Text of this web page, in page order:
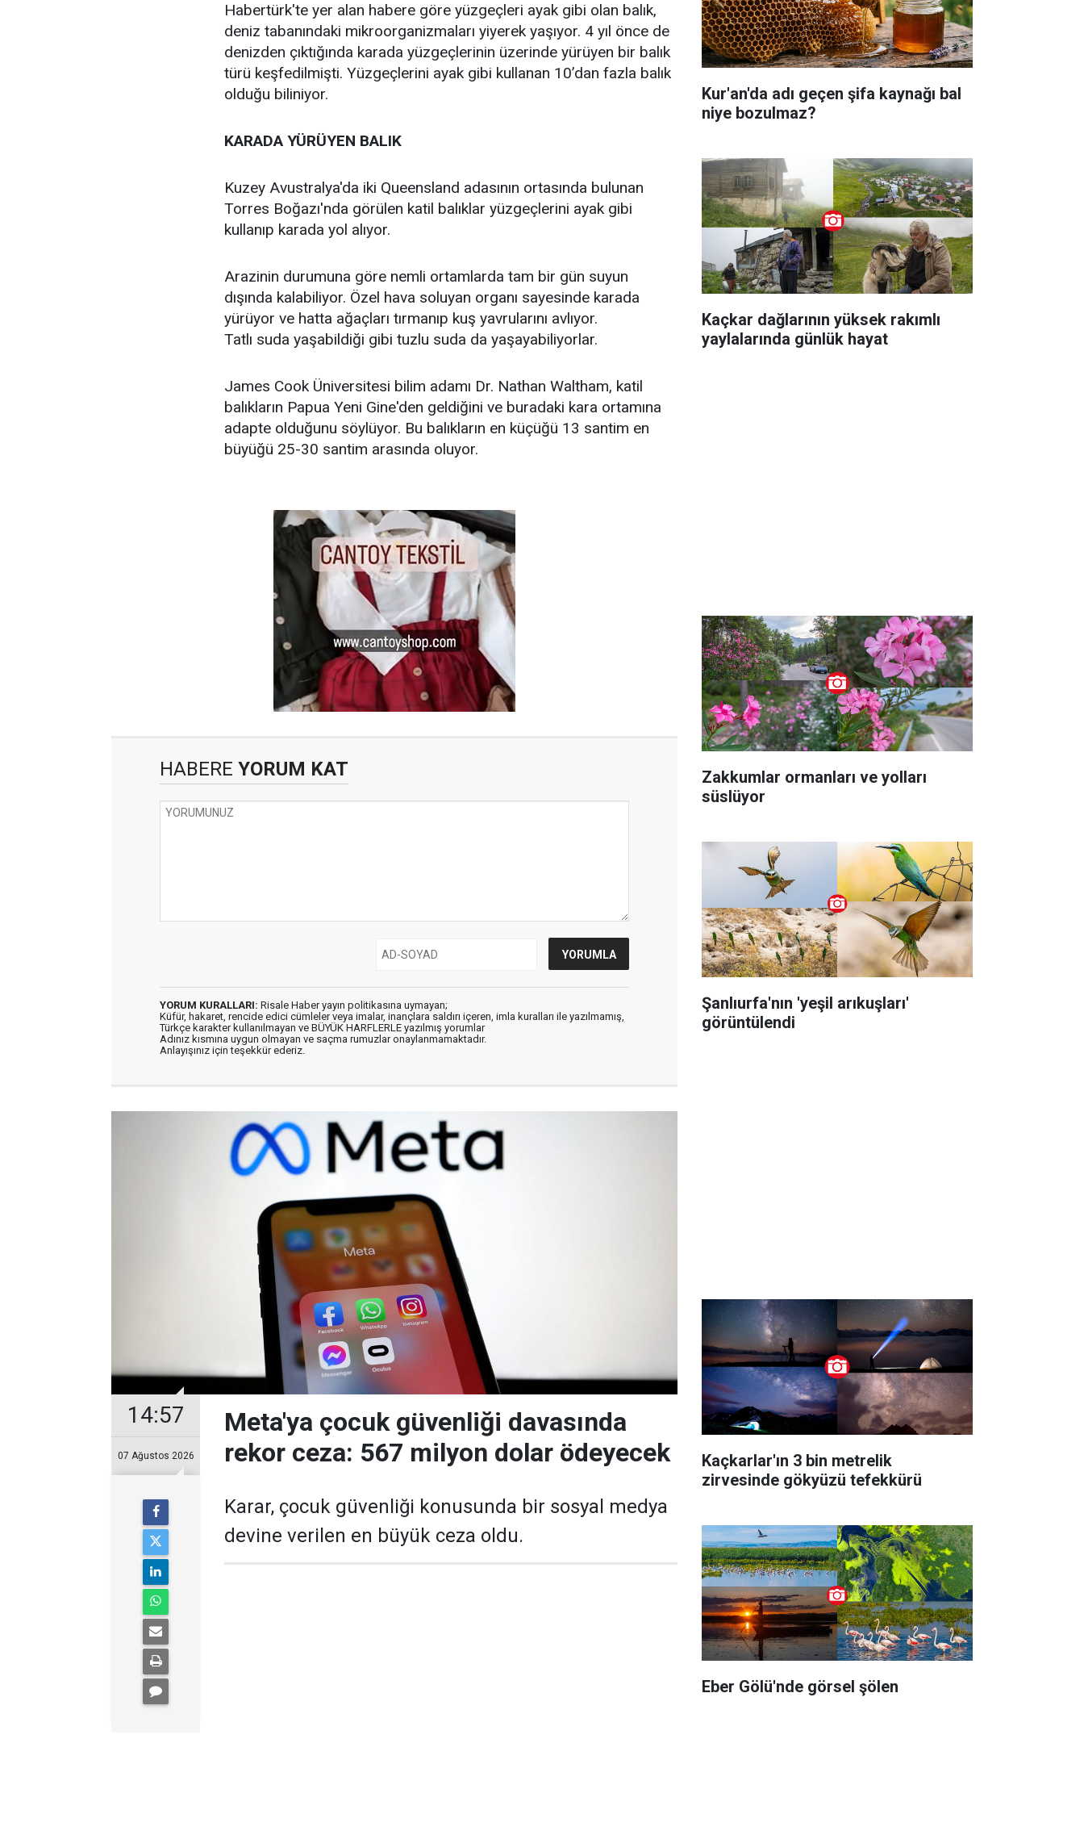
Habertürk'te yer alan habere göre yüzgeçleri ayak gibi olan balık,
deniz tabanındaki mikroorganizmaları yiyerek yaşıyor. 4 yıl önce de
denizden çıktığında karada yüzgeçlerinin üzerinde yürüyen bir balık
türü keşfedilmişti. Yüzgeçlerini ayak gibi kullanan 10’dan fazla balık
olduğu biliniyor.
KARADA YÜRÜYEN BALIK
Kuzey Avustralya'da iki Queensland adasının ortasında bulunan
Torres Boğazı'nda görülen katil balıklar yüzgeçlerini ayak gibi
kullanıp karada yol alıyor.
Arazinin durumuna göre nemli ortamlarda tam bir gün suyun
dışında kalabiliyor. Özel hava soluyan organı sayesinde karada
yürüyor ve hatta ağaçları tırmanıp kuş yavrularını avlıyor.
Tatlı suda yaşabildiği gibi tuzlu suda da yaşayabiliyorlar.
James Cook Üniversitesi bilim adamı Dr. Nathan Waltham, katil
balıkların Papua Yeni Gine'den geldiğini ve buradaki kara ortamına
adapte olduğunu söylüyor. Bu balıkların en küçüğü 13 santim en
büyüğü 25-30 santim arasında oluyor.
HABERE YORUM KAT
YORUM KURALLARI: Risale Haber yayın politikasına uymayan;
Küfür, hakaret, rencide edici cümleler veya imalar, inançlara saldırı içeren, imla kuralları ile yazılmamış,
Türkçe karakter kullanılmayan ve BÜYÜK HARFLERLE yazılmış yorumlar
Adınız kısmına uygun olmayan ve saçma rumuzlar onaylanmamaktadır.
Anlayışınız için teşekkür ederiz.
14:57
07 Ağustos 2026
Meta'ya çocuk güvenliği davasında
rekor ceza: 567 milyon dolar ödeyecek
Karar, çocuk güvenliği konusunda bir sosyal medya
devine verilen en büyük ceza oldu.
Kur'an'da adı geçen şifa kaynağı bal
niye bozulmaz?
Kaçkar dağlarının yüksek rakımlı
yaylalarında günlük hayat
Zakkumlar ormanları ve yolları
süslüyor
Şanlıurfa'nın 'yeşil arıkuşları'
görüntülendi
Kaçkarlar'ın 3 bin metrelik
zirvesinde gökyüzü tefekkürü
Eber Gölü'nde görsel şölen